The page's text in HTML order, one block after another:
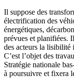
Il suppose des
électrification des
énergétiques,
prévues et planifiées.
des acteurs la lisibilité
C’est l’objet des
Stratégie nationale
à poursuivre et fixera